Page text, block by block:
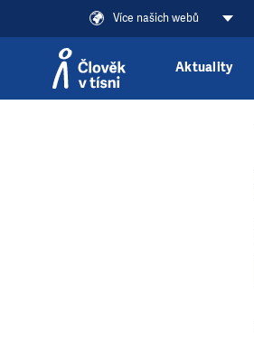
Více našich webů
Aktuality